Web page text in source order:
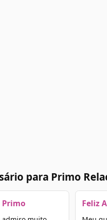
para Primo
Primo Feliz